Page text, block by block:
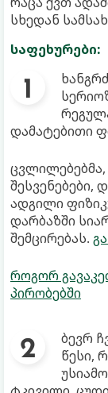
სხედან
საფეხურები:
დამატებითი
შესვენებები,
ადგილი
დარბაზში
შემცირებას.
როგორ
პირობებში
ბევრ
წესი,